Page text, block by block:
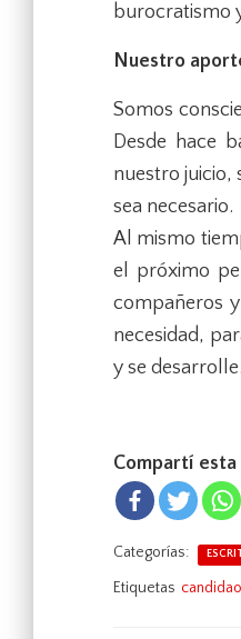
burocratismo
Nuestro
Somos
Desde hace
nuestro juicio,
sea necesario.
Al mismo
el próximo
compañeros
necesidad,
y se desarrolle.
Compartí
Categorías:
Etiquetas